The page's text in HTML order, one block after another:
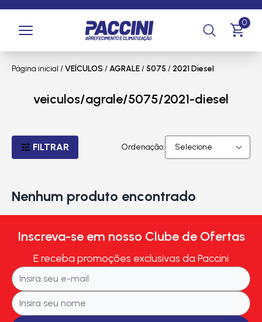
0
Página inicial /VEÍCULOS /AGRALE/5075 / 2021 Diesel
veiculos/agrale/5075/2021-diesel
FILTRAR Ordenação:
Nenhum produto encontrado
Inscreva-se em nosso Clube de Ofertas
E receba promoções exclusivas da Paccini